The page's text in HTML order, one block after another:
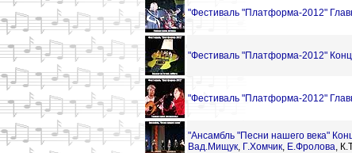
"Фестиваль "Платформа-2012"
"Фестиваль "Платформа-2012"
"Фестиваль "Платформа-2012"
"Ансамбль "Песни нашего века"
Вад.Мищук, Г.Хомчик, Е.Фролова,